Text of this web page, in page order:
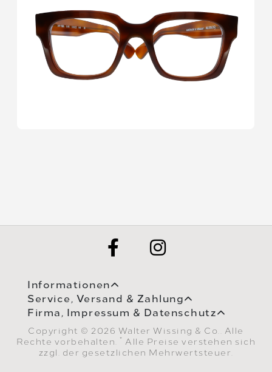
Informationen
Service, Versand & Zahlung
Firma, Impressum & Datenschutz
Copyright © 2026 Walter Wissing & Co.. Alle
Rechte vorbehalten.
* Alle Preise verstehen sich
zzgl. der gesetzlichen Mehrwertsteuer.